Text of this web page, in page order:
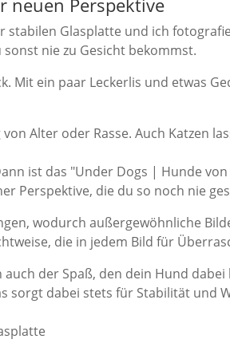
neuen Perspektive
Glasplatte und ich
nie zu Gesicht bekommst.
Mit ein paar Leckerlis und etwas
Alter oder Rasse. Auch Katzen
ist das "Under Dogs | Hunde
Perspektive, die du so noch nie
wodurch außergewöhnliche
die in jedem Bild für
der Spaß, den dein Hund
sorgt dabei stets für Stabilität und